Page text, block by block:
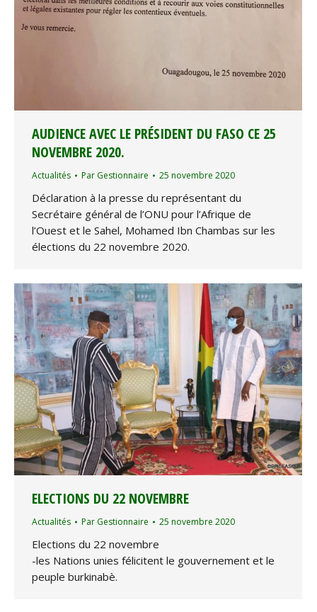
AUDIENCE AVEC LE PRÉSIDENT DU FASO CE 25
NOVEMBRE 2020.
Actualités Par Gestionnaire 25 novembre 2020
Déclaration à la presse du représentant du
Secrétaire général de l’ONU pour l’Afrique de
l’Ouest et le Sahel, Mohamed Ibn Chambas sur les
élections du 22 novembre 2020.
ELECTIONS DU 22 NOVEMBRE
Actualités Par Gestionnaire 25 novembre 2020
Elections du 22 novembre
-les Nations unies félicitent le gouvernement et le
peuple burkinabè.